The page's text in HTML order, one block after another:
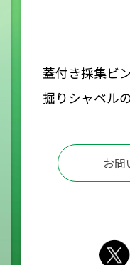
蓋付き採集ビ
掘りシャベル
お問